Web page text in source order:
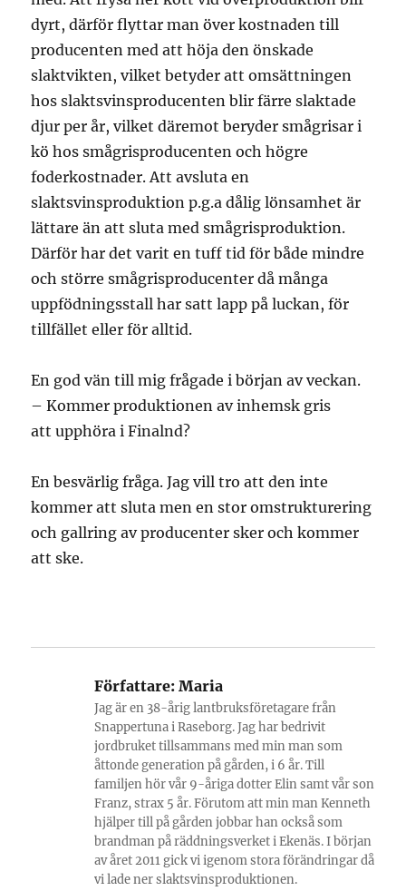
dyrt, därför flyttar man över kostnaden till
producenten med att höja den önskade
slaktvikten, vilket betyder att omsättningen
hos slaktsvinsproducenten blir färre slaktade
djur per år, vilket däremot beryder smågrisar i
kö hos smågrisproducenten och högre
foderkostnader. Att avsluta en
slaktsvinsproduktion p.g.a dålig lönsamhet är
lättare än att sluta med smågrisproduktion.
Därför har det varit en tuff tid för både mindre
och större smågrisproducenter då många
uppfödningsstall har satt lapp på luckan, för
tillfället eller för alltid.
En god vän till mig frågade i början av veckan.
– Kommer produktionen av inhemsk gris
att upphöra i Finalnd?
En besvärlig fråga. Jag vill tro att den inte
kommer att sluta men en stor omstrukturering
och gallring av producenter sker och kommer
att ske.
Författare: Maria
Jag är en 38-årig lantbruksföretagare från
Snappertuna i Raseborg. Jag har bedrivit
jordbruket tillsammans med min man som
åttonde generation på gården, i 6 år. Till
familjen hör vår 9-åriga dotter Elin samt vår son
Franz, strax 5 år. Förutom att min man Kenneth
hjälper till på gården jobbar han också som
brandman på räddningsverket i Ekenäs. I början
av året 2011 gick vi igenom stora förändringar då
vi lade ner slaktsvinsproduktionen.